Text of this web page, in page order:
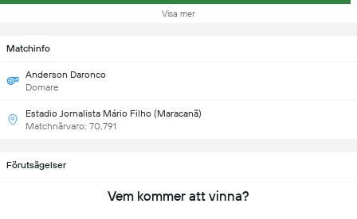
Visa mer
Matchinfo
Anderson Daronco
Domare
Estadio Jornalista Mário Filho (Maracanã)
Matchnärvaro: 70,791
Förutsägelser
Vem kommer att vinna?